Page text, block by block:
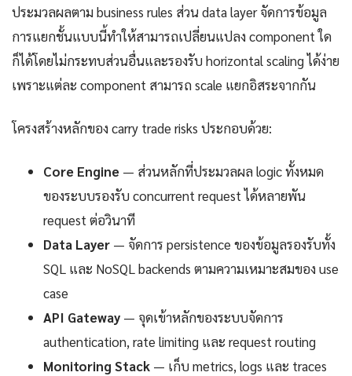
ประมวลผลตาม business rules ส่วน data layer จัดการข้อมูล
การแยกชั้นแบบนี้ทำให้สามารถเปลี่ยนแปลง component ใด
ก็ได้โดยไม่กระทบส่วนอื่นและรองรับ horizontal scaling ได้ง่าย
เพราะแต่ละ component สามารถ scale แยกอิสระจากกัน
โครงสร้างหลักของ carry trade risks ประกอบด้วย:
Core Engine — ส่วนหลักที่ประมวลผล logic ทั้งหมด
ของระบบรองรับ concurrent request ได้หลายพัน
request ต่อวินาที
Data Layer — จัดการ persistence ของข้อมูลรองรับทั้ง
SQL และ NoSQL backends ตามความเหมาะสมของ use
case
API Gateway — จุดเข้าหลักของระบบจัดการ
authentication, rate limiting และ request routing
Monitoring Stack — เก็บ metrics, logs และ traces